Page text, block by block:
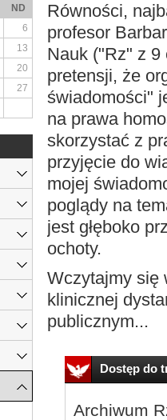
Równości,
profesor
Nauk ("Rz" z 9
pretensji, że
świadomości"
na prawa
skorzystać z
przyjęcie do
mojej
poglądy na
jest głęboko
ochoty.
Wczytajmy się
klinicznej
publicznym...
Dostęp do
Archiwum
ND
6
13
20
27